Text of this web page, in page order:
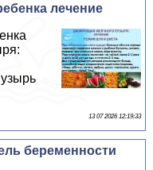
лечение
13 07 2026 12:19:33
беременности